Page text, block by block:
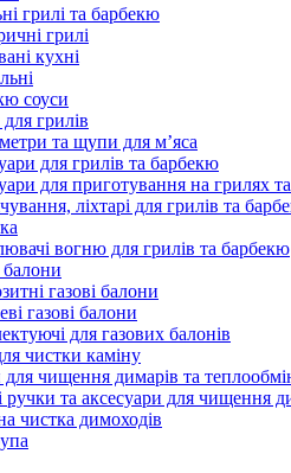
грилі та барбекю
грилі
кухні
соуси
грилів
та щупи для м’яса
для грилів та барбекю
для приготування на грилях
ліхтарі для грилів та
вогню для грилів та барбекю
балони
газові балони
газові балони
для газових балонів
чистки каміну
чищення димарів та
ручки та аксесуари для чищення
чистка димоходів